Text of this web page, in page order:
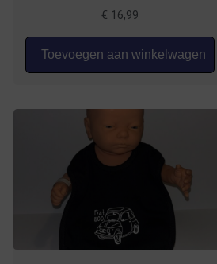
€ 16,99
Toevoegen aan winkelwagen